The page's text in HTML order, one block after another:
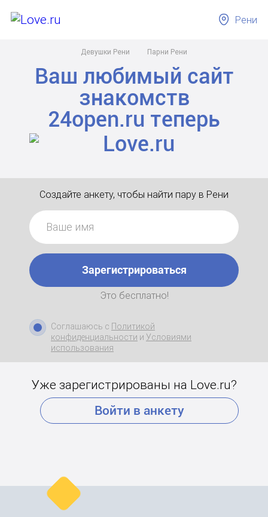
Девушки Рени Парни Рени
Рени
Ваш любимый сайт
знакомств
24open.ru теперь
Создайте анкету, чтобы найти пару в Рени
Зарегистрироваться
Это бесплатно!
Соглашаюсь с Политикой
конфиденциальности и Условиями
использования
Уже зарегистрированы на Love.ru?
Войти в анкету